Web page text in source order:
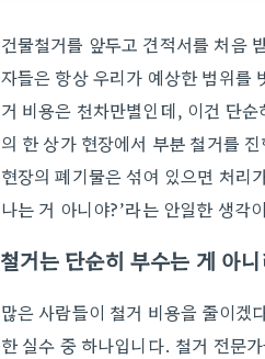
건물철거를 앞두고 견적서를 처음
자들은 항상 우리가 예상한 범위를
거 비용은 천차만별인데, 이건 단
의 한 상가 현장에서 부분 철거를
현장의 폐기물은 섞여 있으면 처리
나는 거 아니야?’라는 안일한 생각
철거는 단순히 부수는 게 아
많은 사람들이 철거 비용을 줄이겠
한 실수 중 하나입니다. 철거 전문